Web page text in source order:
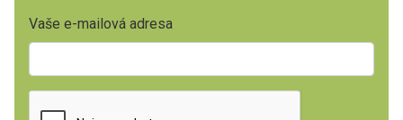
Vaše e-mailová adresa